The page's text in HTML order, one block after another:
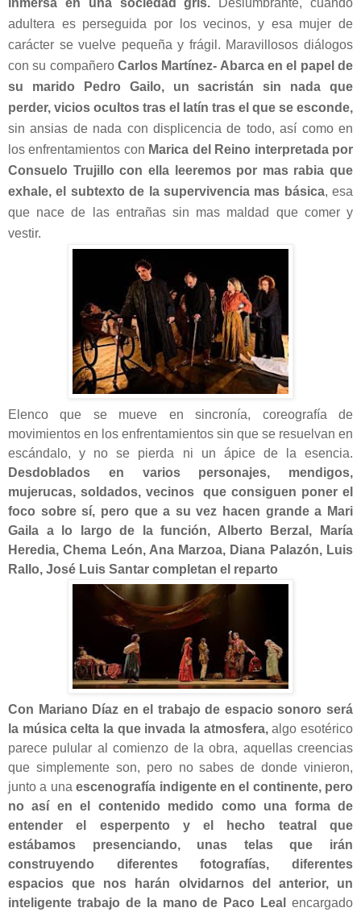
inmersa en una sociedad gris. Deslumbrante, cuando
adultera es perseguida por los vecinos, y esa mujer de
carácter se vuelve pequeña y frágil. Maravillosos diálogos
con su compañero Carlos Martínez- Abarca en el papel de
su marido Pedro Gailo, un sacristán sin nada que
perder, vicios ocultos tras el latín tras el que se esconde,
sin ansias de nada con displicencia de todo, así como en
los enfrentamientos con Marica del Reino interpretada por
Consuelo Trujillo con ella leeremos por mas rabia que
exhale, el subtexto de la supervivencia mas básica, esa
que nace de las entrañas sin mas maldad que comer y
vestir.
Elenco que se mueve en sincronía, coreografía de
movimientos en los enfrentamientos sin que se resuelvan en
escándalo, y no se pierda ni un ápice de la esencia.
Desdoblados en varios personajes, mendigos,
mujerucas, soldados, vecinos que consiguen poner el
foco sobre sí, pero que a su vez hacen grande a Mari
Gaila a lo largo de la función, Alberto Berzal, María
Heredia, Chema León, Ana Marzoa, Diana Palazón, Luis
Rallo, José Luis Santar completan el reparto
Con Mariano Díaz en el trabajo de espacio sonoro será
la música celta la que invada la atmosfera,algo esotérico
parece pulular al comienzo de la obra, aquellas creencias
que simplemente son, pero no sabes de donde vinieron,
junto a una escenografía indigente en el continente, pero
no así en el contenido medido como una forma de
entender el esperpento y el hecho teatral que
estábamos presenciando, unas telas que irán
construyendo diferentes fotografías, diferentes
espacios que nos harán olvidarnos del anterior, un
inteligente trabajo de la mano de Paco Leal
encargado